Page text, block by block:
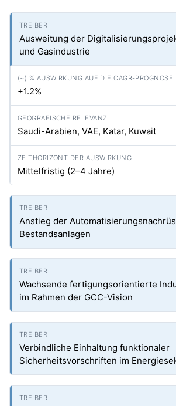
Ausweitung der
und Gasindustrie
+1.2%
Saudi-Arabien, VAE, Katar, Kuwait
Mittelfristig (2–4 Jahre)
Anstieg der
Bestandsanlagen
Wachsende fertigungsorientierte
im Rahmen der GCC-Vision
Verbindliche Einhaltung funktionaler
Sicherheitsvorschriften im